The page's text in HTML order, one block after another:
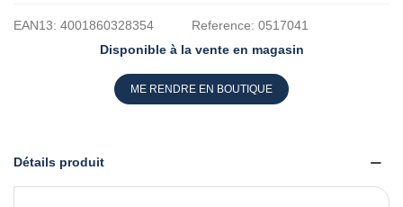
EAN13: 4001860328354 Reference: 0517041
Disponible à la vente en magasin
ME RENDRE EN BOUTIQUE
Détails produit